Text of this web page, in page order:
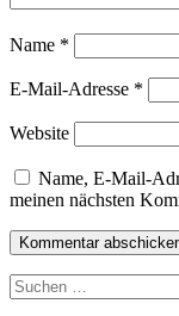
Name *
E-Mail-Adresse *
Website
Name, E-Mail-
meinen nächsten
Zum
Footer
Suchen
nach: